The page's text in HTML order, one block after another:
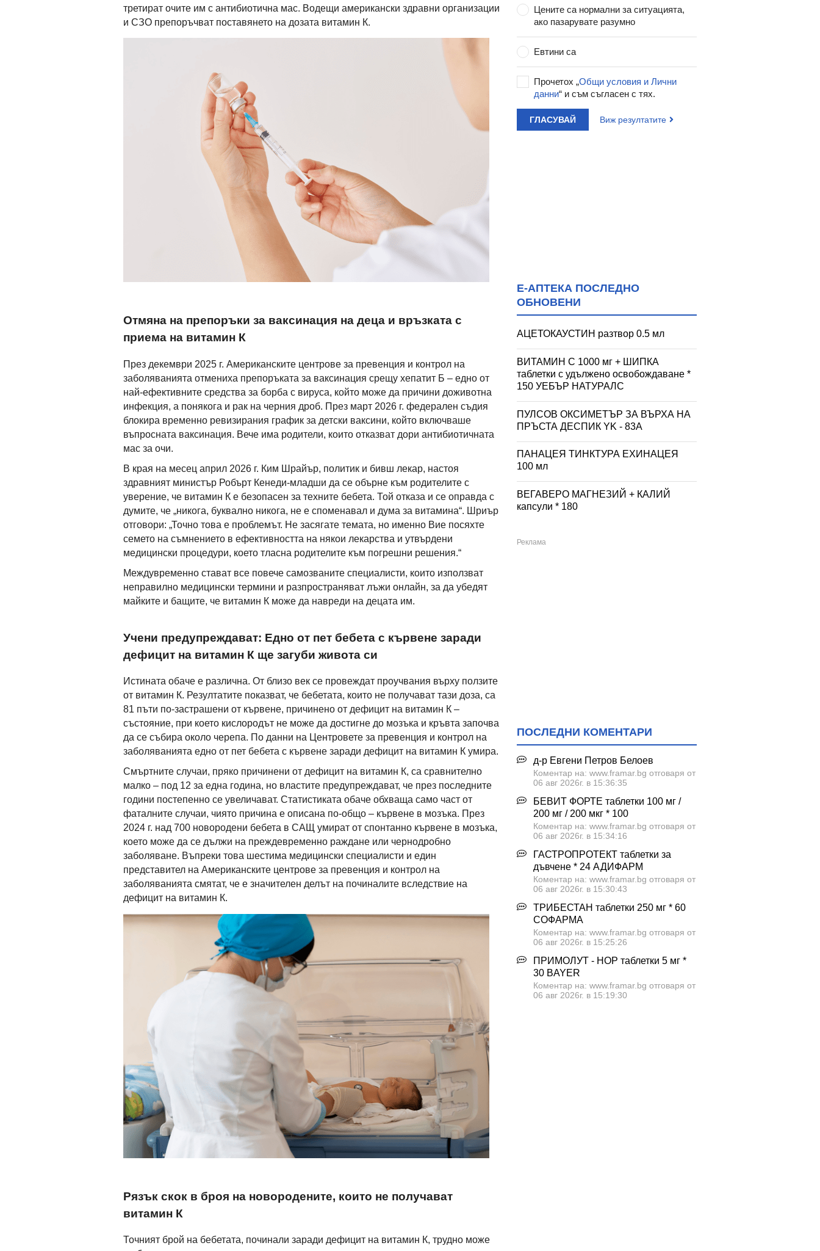
третират очите им с антибиотична мас. Водещи американски здравни организации
и СЗО препоръчват поставянето на дозата витамин К.
Отмяна на препоръки за ваксинация на деца и връзката с
приема на витамин К
През декември 2025 г. Американските центрове за превенция и контрол на
заболяванията отмениха препоръката за ваксинация срещу хепатит Б – едно от
най-ефективните средства за борба с вируса, който може да причини доживотна
инфекция, а понякога и рак на черния дроб. През март 2026 г. федерален съдия
блокира временно ревизирания график за детски ваксини, който включваше
въпросната ваксинация. Вече има родители, които отказват дори антибиотичната
мас за очи.
В края на месец април 2026 г. Ким Шрайър, политик и бивш лекар, настоя
здравният министър Робърт Кенеди-младши да се обърне към родителите с
уверение, че витамин К е безопасен за техните бебета. Той отказа и се оправда с
думите, че „никога, буквално никога, не е споменавал и дума за витамина“. Шриър
отговори: „Точно това е проблемът. Не засягате темата, но именно Вие посяхте
семето на съмнението в ефективността на някои лекарства и утвърдени
медицински процедури, което тласна родителите към погрешни решения.“
Междувременно стават все повече самозваните специалисти, които използват
неправилно медицински термини и разпространяват лъжи онлайн, за да убедят
майките и бащите, че витамин К може да навреди на децата им.
Учени предупреждават: Едно от пет бебета с кървене заради
дефицит на витамин К ще загуби живота си
Истината обаче е различна. От близо век се провеждат проучвания върху ползите
от витамин К. Резултатите показват, че бебетата, които не получават тази доза, са
81 пъти по-застрашени от кървене, причинено от дефицит на витамин К –
състояние, при което кислородът не може да достигне до мозъка и кръвта започва
да се събира около черепа. По данни на Центровете за превенция и контрол на
заболяванията едно от пет бебета с кървене заради дефицит на витамин К умира.
Смъртните случаи, пряко причинени от дефицит на витамин К, са сравнително
малко – под 12 за една година, но властите предупреждават, че през последните
години постепенно се увеличават. Статистиката обаче обхваща само част от
фаталните случаи, чиято причина е описана по-общо – кървене в мозъка. През
2024 г. над 700 новородени бебета в САЩ умират от спонтанно кървене в мозъка,
което може да се дължи на преждевременно раждане или чернодробно
заболяване. Въпреки това шестима медицински специалисти и един
представител на Американските центрове за превенция и контрол на
заболяванията смятат, че е значителен делът на починалите вследствие на
дефицит на витамин К.
Рязък скок в броя на новородените, които не получават
витамин К
Точният брой на бебетата, починали заради дефицит на витамин К, трудно може
Цените са нормални за ситуацията,
ако пазарувате разумно
Евтини са
Прочетох „Общи условия и Лични
данни“ и съм съгласен с тях.
ГЛАСУВАЙ Виж резултатите
Е-АПТЕКА ПОСЛЕДНО
ОБНОВЕНИ
АЦЕТОКАУСТИН разтвор 0.5 мл
ВИТАМИН С 1000 мг + ШИПКА
таблетки с удължено освобождаване *
150 УЕБЪР НАТУРАЛС
ПУЛСОВ ОКСИМЕТЪР ЗА ВЪРХА НА
ПРЪСТА ДЕСПИК YK - 83A
ПАНАЦЕЯ ТИНКТУРА ЕХИНАЦЕЯ
100 мл
ВЕГАВЕРО МАГНЕЗИЙ + КАЛИЙ
капсули * 180
ПОСЛЕДНИ КОМЕНТАРИ
д-р Евгени Петров Белоев
Коментар на: www.framar.bg отговаря от
06 авг 2026г. в 15:36:35
БЕВИТ ФОРТЕ таблетки 100 мг /
200 мг / 200 мкг * 100
Коментар на: www.framar.bg отговаря от
06 авг 2026г. в 15:34:16
ГАСТРОПРОТЕКТ таблетки за
дъвчене * 24 АДИФАРМ
Коментар на: www.framar.bg отговаря от
06 авг 2026г. в 15:30:43
ТРИБЕСТАН таблетки 250 мг * 60
СОФАРМА
Коментар на: www.framar.bg отговаря от
06 авг 2026г. в 15:25:26
ПРИМОЛУТ - НОР таблетки 5 мг *
30 BAYER
Коментар на: www.framar.bg отговаря от
06 авг 2026г. в 15:19:30